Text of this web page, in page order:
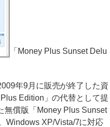
「Money Plus Sunset Delu
年9月に販売が終了した資
Edition」の代替として提
無償版「Money Plus Sunset
Windows XP/Vista/7に対応